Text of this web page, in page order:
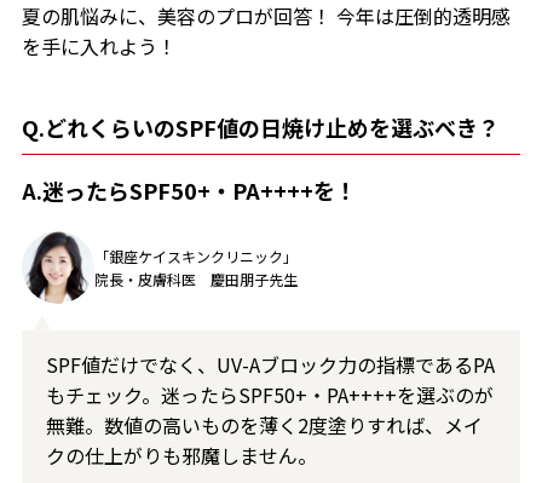
夏の肌悩みに、美容のプロが回答！ 今年は圧倒的透明感
を手に入れよう！
Q.どれくらいのSPF値の日焼け止めを選ぶべき？
A.迷ったらSPF50+・PA++++を！
「銀座ケイスキンクリニック」
院長・皮膚科医 慶田朋子先生
SPF値だけでなく、UV-Aブロック力の指標であるPA
もチェック。迷ったらSPF50+・PA++++を選ぶのが
無難。数値の高いものを薄く2度塗りすれば、メイ
クの仕上がりも邪魔しません。